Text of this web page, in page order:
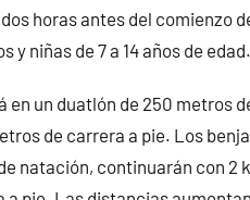
horas antes del comienzo
niñas de 7 a 14 años de edad.
un duatlón de 250 metros
de carrera a pie. Los
natación, continuarán con 2